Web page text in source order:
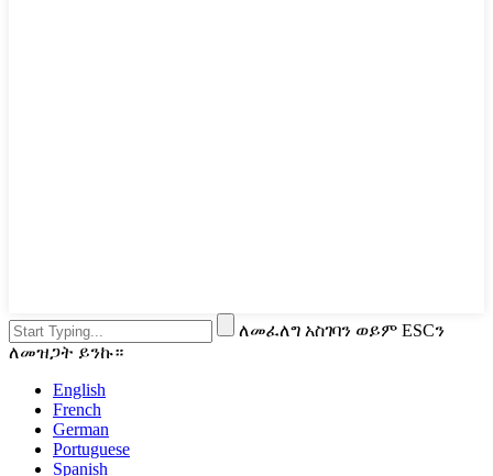
ለመፈለግ አስገባን ወይም ESCን
ለመዝጋት ይንኩ።
English
French
German
Portuguese
Spanish